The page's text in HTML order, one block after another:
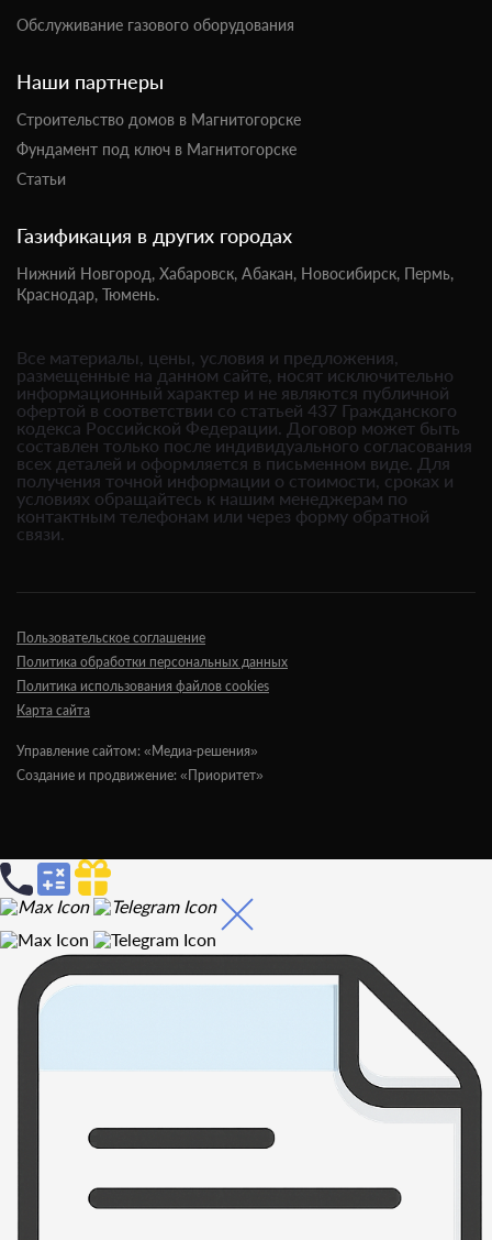
Обслуживание газового оборудования
Наши партнеры
Строительство домов в Магнитогорске
Фундамент под ключ в Магнитогорске
Статьи
Газификация в других городах
Нижний Новгород, Хабаровск, Абакан, Новосибирск, Пермь,
Краснодар, Тюмень.
Все материалы, цены, условия и предложения,
размещенные на данном сайте, носят исключительно
информационный характер и не являются публичной
офертой в соответствии со статьей 437 Гражданского
кодекса Российской Федерации. Договор может быть
составлен только после индивидуального согласования
всех деталей и оформляется в письменном виде. Для
получения точной информации о стоимости, сроках и
условиях обращайтесь к нашим менеджерам по
контактным телефонам или через форму обратной
связи.
Пользовательское соглашение
Политика обработки персональных данных
Политика использования файлов cookies
Карта сайта
Управление сайтом: «Медиа-решения»
Создание и продвижение: «Приоритет»